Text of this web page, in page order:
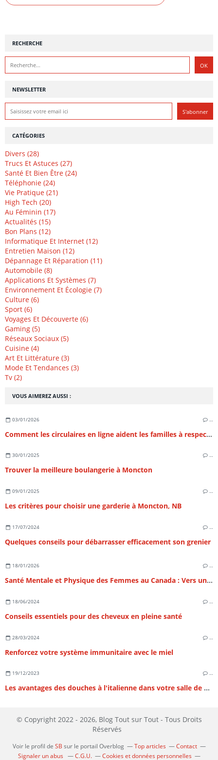
NEWSLETTER
RECHERCHE
VOUS AIMEREZ AUSSI :
03/01/2026 …
Comment les circulaires en ligne aident les familles à respecter leur budget
30/01/2025 …
Trouver la meilleure boulangerie à Moncton
09/01/2025 …
Les critères pour choisir une garderie à Moncton, NB
17/07/2024 …
Quelques conseils pour débarrasser efficacement son grenier
18/01/2026 …
Santé Mentale et Physique des Femmes au Canada : Vers un Équilibre Holistique au 21e Siècle
18/06/2024 …
Conseils essentiels pour des cheveux en pleine santé
28/03/2024 …
Renforcez votre système immunitaire avec le miel
19/12/2023 …
Les avantages des douches à l'italienne dans votre salle de bain
CATÉGORIES
Divers (28)
Trucs Et Astuces (27)
Santé Et Bien Être (24)
Téléphonie (24)
Vie Pratique (21)
High Tech (20)
Au Féminin (17)
Actualités (15)
Bon Plans (12)
Informatique Et Internet (12)
Entretien Maison (12)
Dépannage Et Réparation (11)
Automobile (8)
Applications Et Systèmes (7)
Environnement Et Écologie (7)
Culture (6)
Sport (6)
Voyages Et Découverte (6)
Gaming (5)
Réseaux Sociaux (5)
Cuisine (4)
Art Et Littérature (3)
Mode Et Tendances (3)
Tv (2)
© Copyright 2022 - 2026, Blog Tout sur Tout - Tous Droits
Réservés
Voir le profil de SB sur le portail Overblog Top articles
Contact
Signaler un abus
C.G.U. Cookies et données personnelles